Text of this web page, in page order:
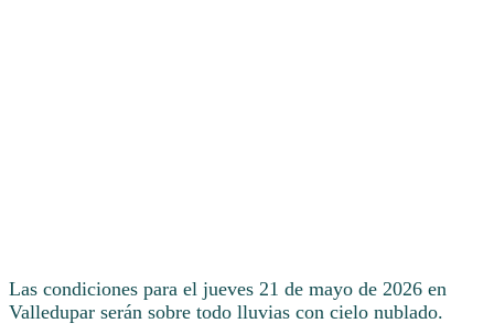
Las condiciones para el jueves 21 de mayo de 2026 en
Valledupar serán sobre todo lluvias con cielo nublado.